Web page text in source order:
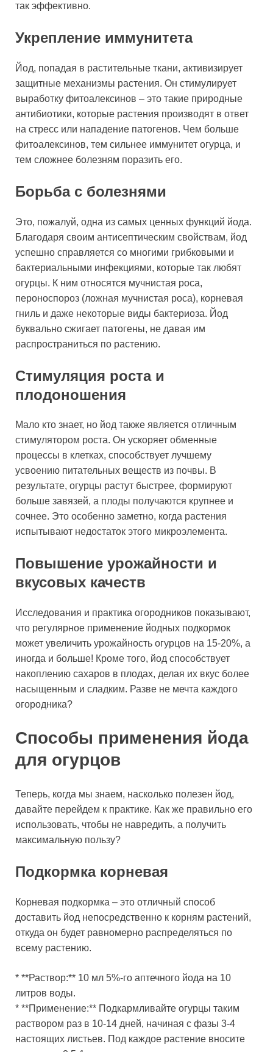
так эффективно.
Укрепление иммунитета
Йод, попадая в растительные ткани, активизирует
защитные механизмы растения. Он стимулирует
выработку фитоалексинов – это такие природные
антибиотики, которые растения производят в ответ
на стресс или нападение патогенов. Чем больше
фитоалексинов, тем сильнее иммунитет огурца, и
тем сложнее болезням поразить его.
Борьба с болезнями
Это, пожалуй, одна из самых ценных функций йода.
Благодаря своим антисептическим свойствам, йод
успешно справляется со многими грибковыми и
бактериальными инфекциями, которые так любят
огурцы. К ним относятся мучнистая роса,
пероноспороз (ложная мучнистая роса), корневая
гниль и даже некоторые виды бактериоза. Йод
буквально сжигает патогены, не давая им
распространиться по растению.
Стимуляция роста и
плодоношения
Мало кто знает, но йод также является отличным
стимулятором роста. Он ускоряет обменные
процессы в клетках, способствует лучшему
усвоению питательных веществ из почвы. В
результате, огурцы растут быстрее, формируют
больше завязей, а плоды получаются крупнее и
сочнее. Это особенно заметно, когда растения
испытывают недостаток этого микроэлемента.
Повышение урожайности и
вкусовых качеств
Исследования и практика огородников показывают,
что регулярное применение йодных подкормок
может увеличить урожайность огурцов на 15-20%, а
иногда и больше! Кроме того, йод способствует
накоплению сахаров в плодах, делая их вкус более
насыщенным и сладким. Разве не мечта каждого
огородника?
Способы применения йода
для огурцов
Теперь, когда мы знаем, насколько полезен йод,
давайте перейдем к практике. Как же правильно его
использовать, чтобы не навредить, а получить
максимальную пользу?
Подкормка корневая
Корневая подкормка – это отличный способ
доставить йод непосредственно к корням растений,
откуда он будет равномерно распределяться по
всему растению.
* **Раствор:** 10 мл 5%-го аптечного йода на 10
литров воды.
* **Применение:** Подкармливайте огурцы таким
раствором раз в 10-14 дней, начиная с фазы 3-4
настоящих листьев. Под каждое растение вносите